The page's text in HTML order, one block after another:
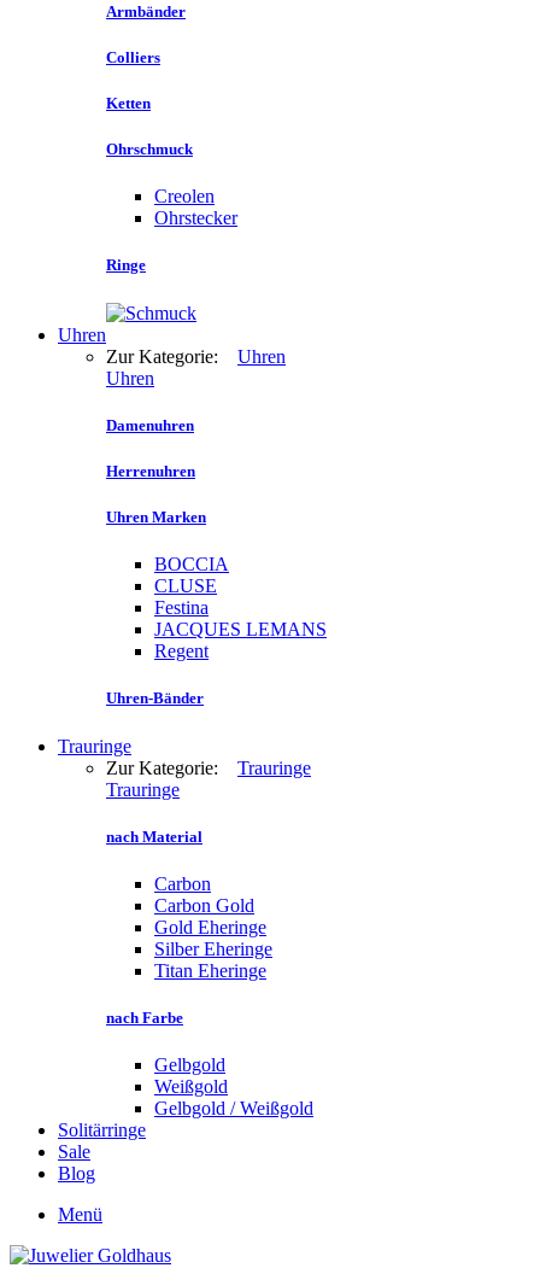
Armbänder
Colliers
Ketten
Ohrschmuck
Creolen
Ohrstecker
Ringe
Uhren
Zur Kategorie: Uhren
Uhren
Damenuhren
Herrenuhren
Uhren Marken
BOCCIA
CLUSE
Festina
JACQUES LEMANS
Regent
Uhren-Bänder
Trauringe
Zur Kategorie: Trauringe
Trauringe
nach Material
Carbon
Carbon Gold
Gold Eheringe
Silber Eheringe
Titan Eheringe
nach Farbe
Gelbgold
Weißgold
Gelbgold / Weißgold
Solitärringe
Sale
Blog
Menü